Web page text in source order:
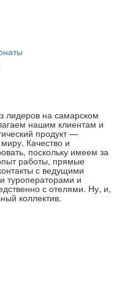
лидеров на самарском
нашим клиентам и
продукт —
Качество и
поскольку имеем за
работы, прямые
с ведущими
туроператорами и
с отелями. Ну, и,
коллектив.